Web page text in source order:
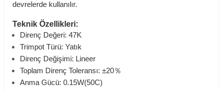
devrelerde kullanılır.
Teknik Özellikleri:
Direnç Değeri: 47K
Trimpot Türü: Yatık
Direnç Değişimi: Lineer
Toplam Direnç Toleransı: ±20％
Anma Gücü: 0.15W(50C)